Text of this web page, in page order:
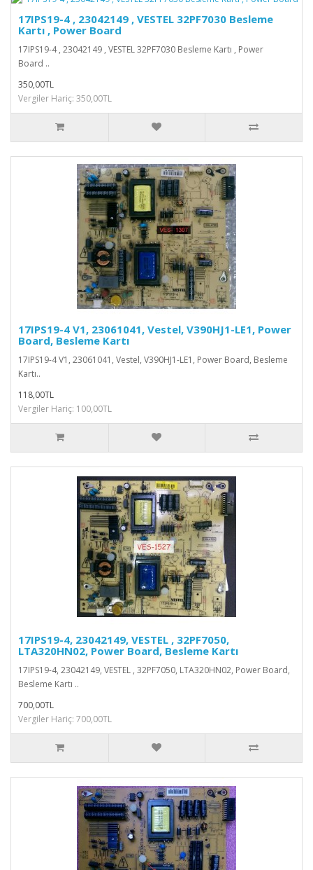
17IPS19-4 , 23042149 , VESTEL 32PF7030 Besleme
Kartı , Power Board
17IPS19-4 , 23042149 , VESTEL 32PF7030 Besleme Kartı , Power
Board ..
350,00TL
Vergiler Hariç: 350,00TL
17IPS19-4 V1, 23061041, Vestel, V390HJ1-LE1, Power
Board, Besleme Kartı
17IPS19-4 V1, 23061041, Vestel, V390HJ1-LE1, Power Board, Besleme
Kartı..
118,00TL
Vergiler Hariç: 100,00TL
17IPS19-4, 23042149, VESTEL , 32PF7050,
LTA320HN02, Power Board, Besleme Kartı
17IPS19-4, 23042149, VESTEL , 32PF7050, LTA320HN02, Power Board,
Besleme Kartı ..
700,00TL
Vergiler Hariç: 700,00TL